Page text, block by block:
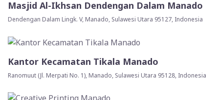
Masjid Al-Ikhsan Dendengan Dalam Manado
Dendengan Dalam Lingk. V, Manado, Sulawesi Utara 95127, Indonesia
Kantor Kecamatan Tikala Manado
Ranomuut (Jl. Merpati No. 1), Manado, Sulawesi Utara 95128, Indonesia